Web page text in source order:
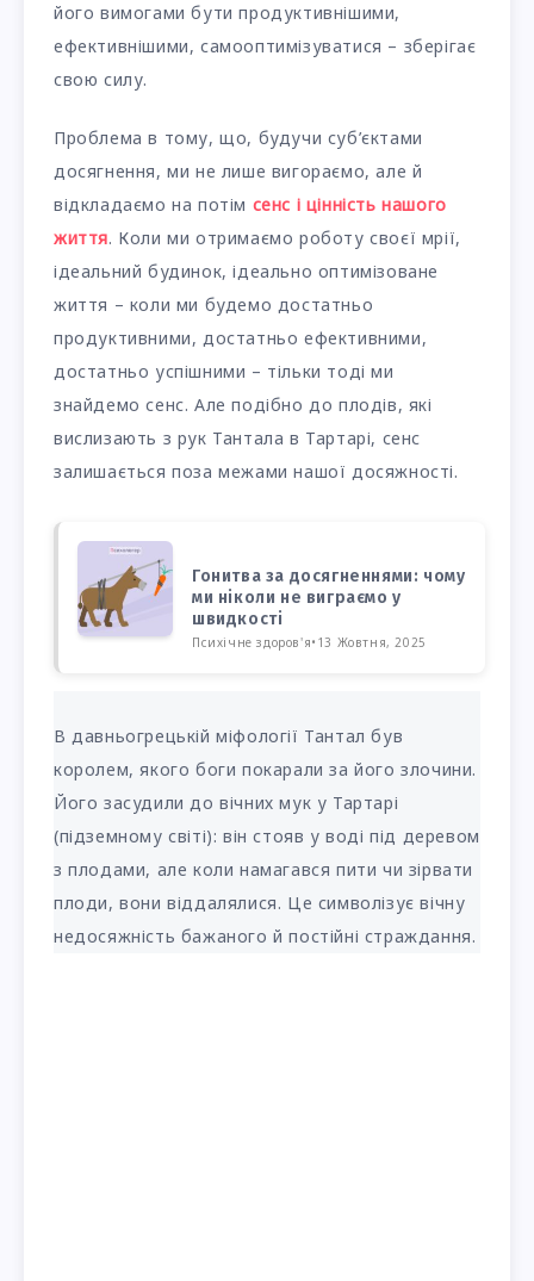
його вимогами бути продуктивнішими,
ефективнішими, самооптимізуватися – зберігає
свою силу.
Проблема в тому, що, будучи суб’єктами
досягнення, ми не лише вигораємо, але й
відкладаємо на потім сенс і цінність нашого
життя. Коли ми отримаємо роботу своєї мрії,
ідеальний будинок, ідеально оптимізоване
життя – коли ми будемо достатньо
продуктивними, достатньо ефективними,
достатньо успішними – тільки тоді ми
знайдемо сенс. Але подібно до плодів, які
вислизають з рук Тантала в Тартарі, сенс
залишається поза межами нашої досяжності.
Гонитва за досягненнями: чому
ми ніколи не виграємо у
швидкості
Психічне здоров'я• 13 Жовтня, 2025
В давньогрецькій міфології Тантал був
королем, якого боги покарали за його злочини.
Його засудили до вічних мук у Тартарі
(підземному світі): він стояв у воді під деревом
з плодами, але коли намагався пити чи зірвати
плоди, вони віддалялися. Це символізує вічну
недосяжність бажаного й постійні страждання.